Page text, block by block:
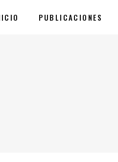
PUBLICACIONES